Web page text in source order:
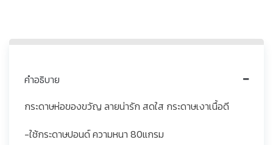
คำอธิบาย
กระดาษห่อของขวัญ ลายน่ารัก สดใส กระดาษเงาเนื้อดี
-ใช้กระดาษปอนด์ ความหนา 80แกรม